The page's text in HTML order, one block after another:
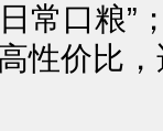
常口粮‌”‌
性价比‌